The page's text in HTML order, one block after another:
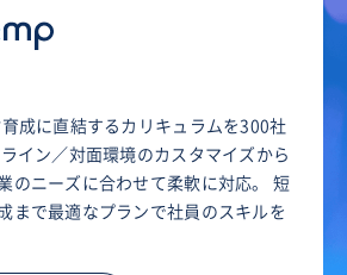
成に直結するカリキュラムを300社
イン／対面環境のカスタマイズから
のニーズに合わせて柔軟に対応。 短
まで最適なプランで社員のスキルを